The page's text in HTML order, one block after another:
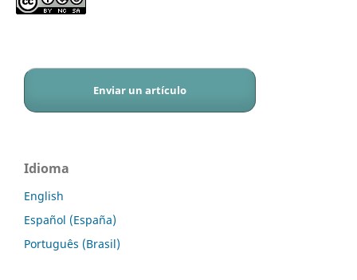
Enviar un artículo
Idioma
English
Español (España)
Português (Brasil)